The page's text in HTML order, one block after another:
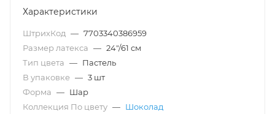
Характеристики
ШтрихКод — 7703340386959
Размер латекса — 24"/61 см
Тип цвета — Пастель
В упаковке — 3 шт
Форма — Шар
Коллекция По цвету — Шоколад